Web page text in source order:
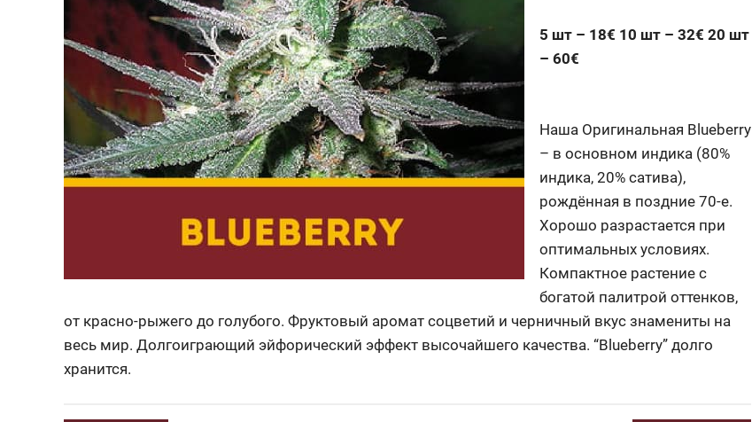
5 шт – 18€ 10 шт – 32€ 20 шт
– 60€
Наша Оригинальная Blueberry
– в основном индика (80%
индика, 20% сатива),
рождённая в поздние 70-е.
Хорошо разрастается при
оптимальных условиях.
Компактное растение с
богатой палитрой оттенков,
от красно-рыжего до голубого. Фруктовый аромат соцветий и черничный вкус знамениты на
весь мир. Долгоиграющий эйфорический эффект высочайшего качества. “Blueberry” долго
хранится.